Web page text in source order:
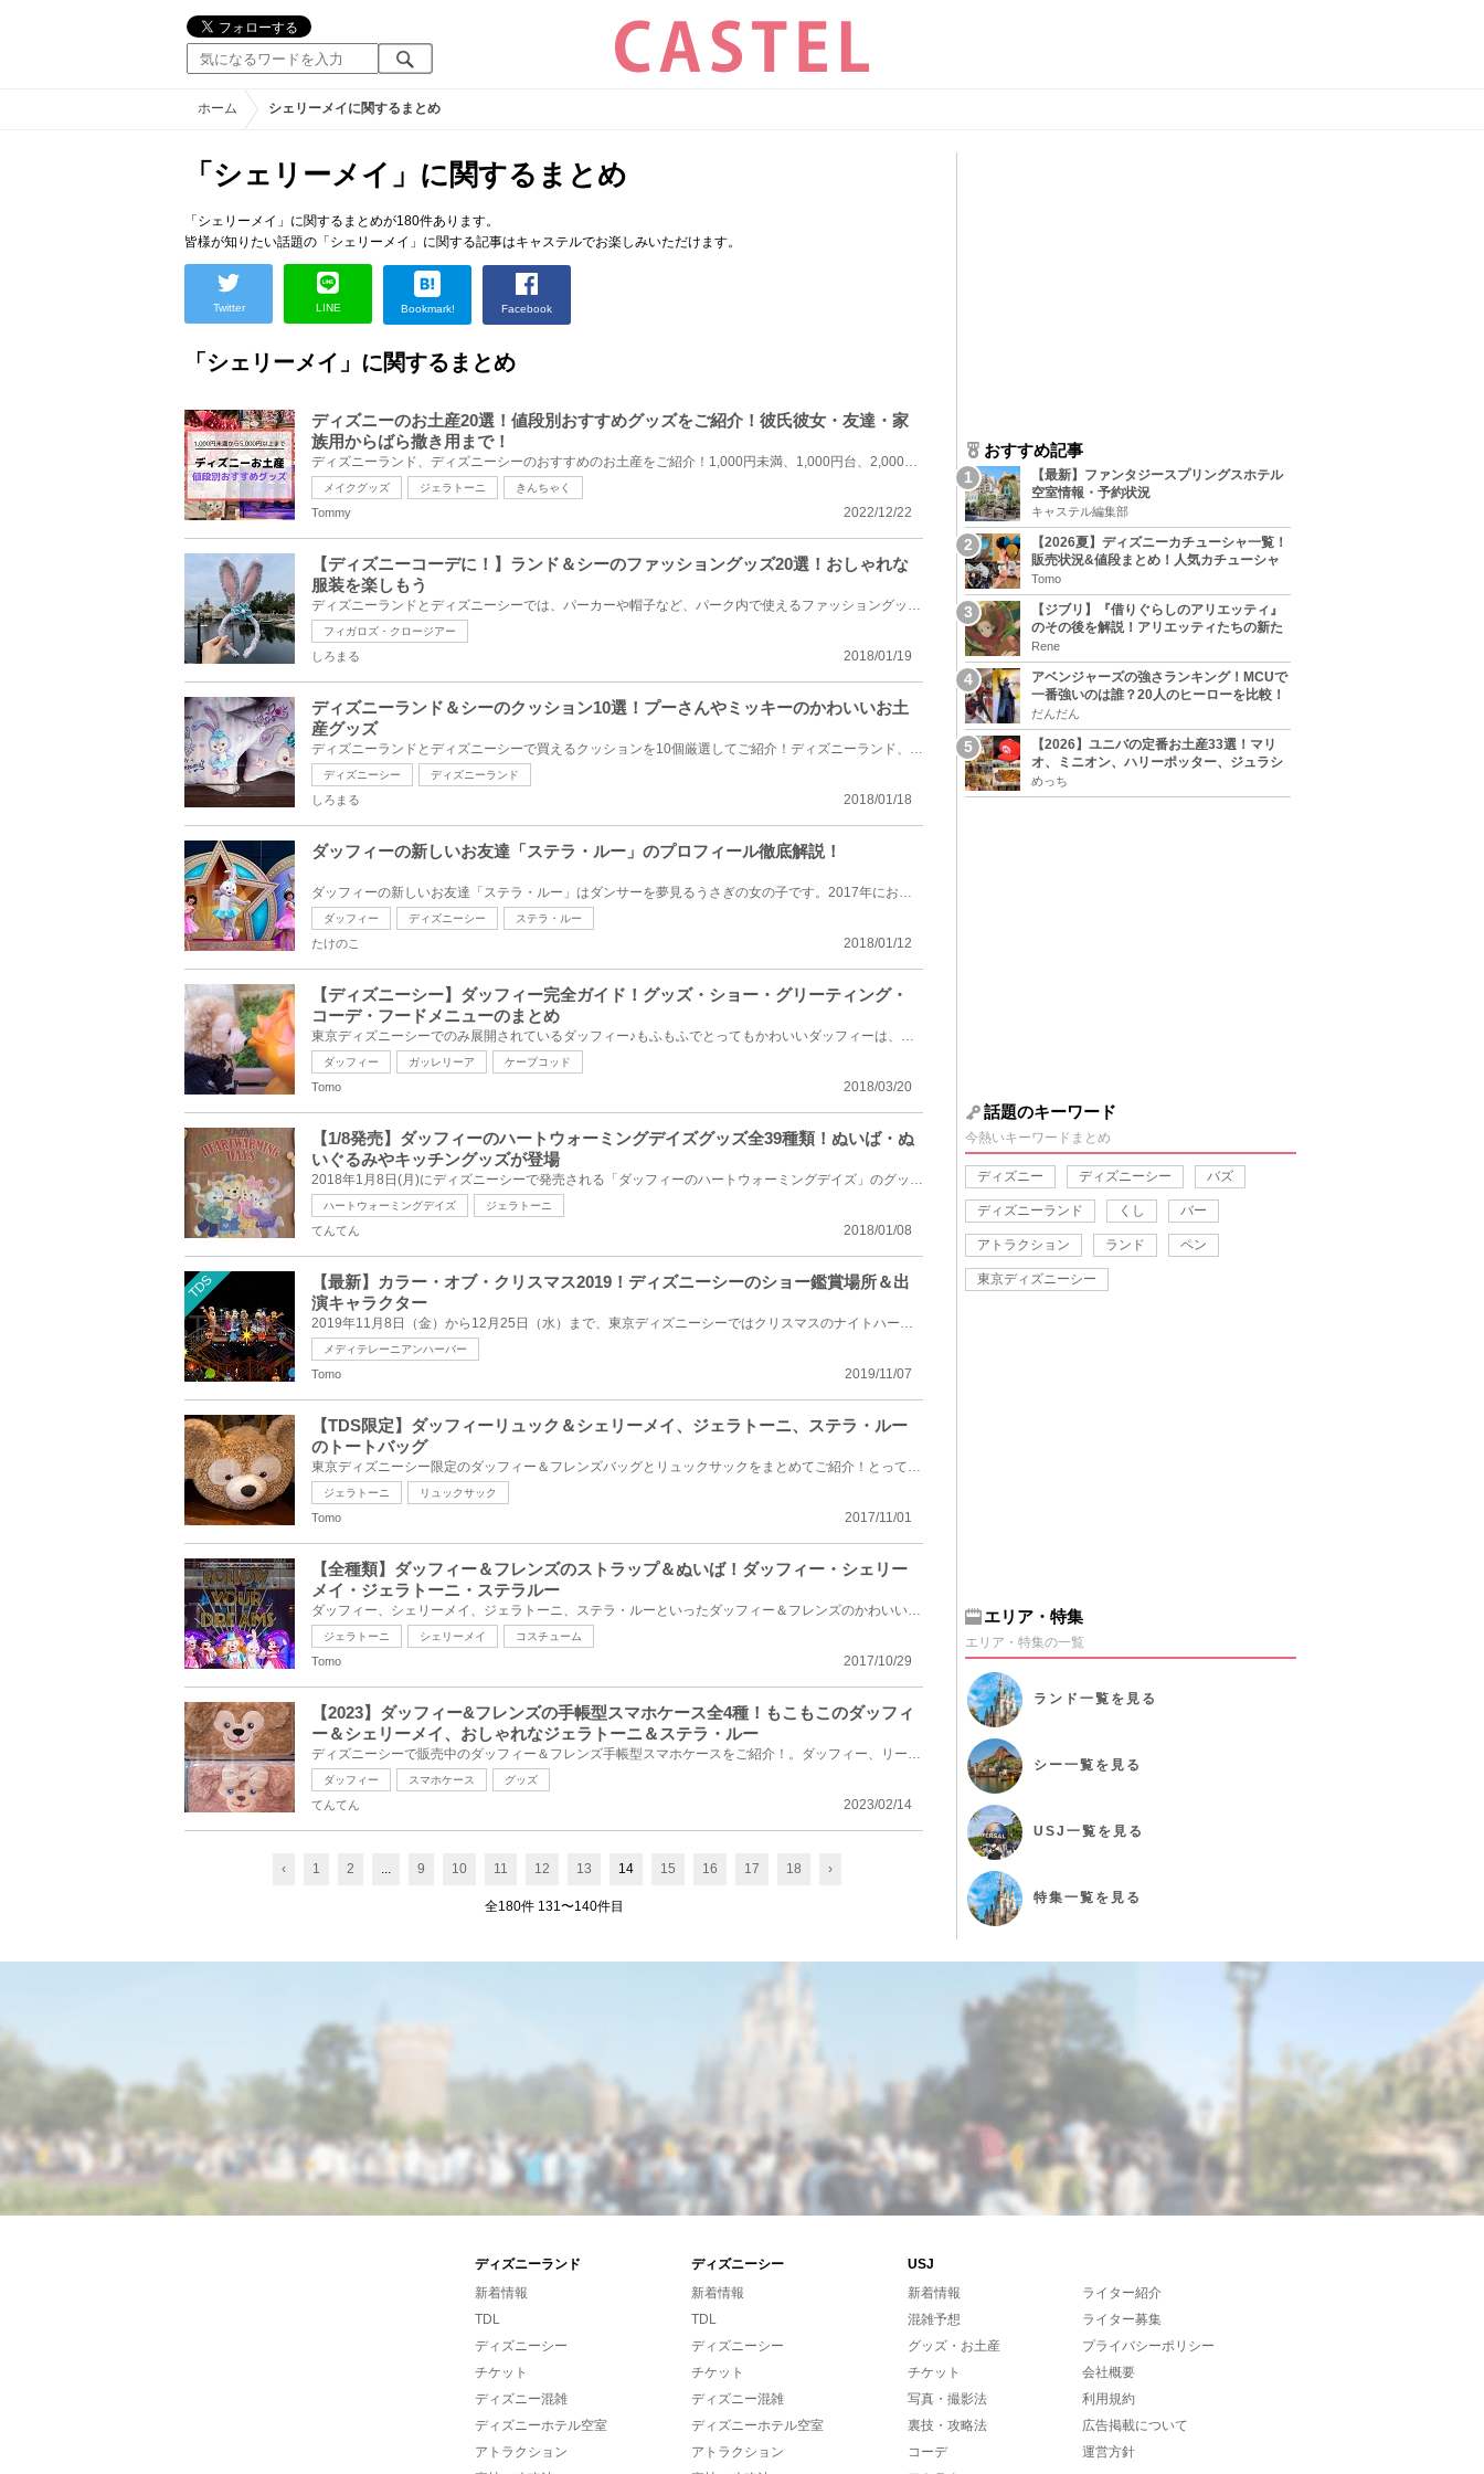
ホーム シェリーメイに関するまとめ
「シェリーメイ」に関するまとめ
「シェリーメイ」に関するまとめが180件あります。
皆様が知りたい話題の「シェリーメイ」に関する記事はキャステルでお楽しみいただけます。
Twitter LINE Bookmark! Facebook
「シェリーメイ」に関するまとめ
ディズニーのお土産20選！値段別おすすめグッズをご紹介！彼氏彼女・友達・家
族用からばら撒き用まで！
ディズニーランド、ディズニーシーのおすすめのお土産をご紹介！1,000円未満、1,000円台、2,000円台、3,...
メイクグッズ ジェラトーニ きんちゃく
2022/12/22
Tommy
【ディズニーコーデに！】ランド＆シーのファッショングッズ20選！おしゃれな
服装を楽しもう
ディズニーランドとディズニーシーでは、パーカーや帽子など、パーク内で使えるファッショングッズがた...
フィガロズ・クロージアー
2018/01/19
しろまる
ディズニーランド＆シーのクッション10選！プーさんやミッキーのかわいいお土
産グッズ
ディズニーランドとディズニーシーで買えるクッションを10個厳選してご紹介！ディズニーランド、ディズ...
ディズニーシー ディズニーランド
2018/01/18
しろまる
ダッフィーの新しいお友達「ステラ・ルー」のプロフィール徹底解説！
ダッフィーの新しいお友達「ステラ・ルー」はダンサーを夢見るうさぎの女の子です。2017年にお披露目さ...
ダッフィー ディズニーシー ステラ・ルー
2018/01/12
たけのこ
【ディズニーシー】ダッフィー完全ガイド！グッズ・ショー・グリーティング・
コーデ・フードメニューのまとめ
東京ディズニーシーでのみ展開されているダッフィー♪もふもふでとってもかわいいダッフィーは、元の名前...
ダッフィー ガッレリーア ケープコッド
2018/03/20
Tomo
【1/8発売】ダッフィーのハートウォーミングデイズグッズ全39種類！ぬいば・ぬ
いぐるみやキッチングッズが登場
2018年1月8日(月)にディズニーシーで発売される「ダッフィーのハートウォーミングデイズ」のグッズをま...
ハートウォーミングデイズ ジェラトーニ
2018/01/08
てんてん
TDS
【最新】カラー・オブ・クリスマス2019！ディズニーシーのショー鑑賞場所＆出
演キャラクター
2019年11月8日（金）から12月25日（水）まで、東京ディズニーシーではクリスマスのナイトハーバーショー...
メディテレーニアンハーバー
2019/11/07
Tomo
【TDS限定】ダッフィーリュック＆シェリーメイ、ジェラトーニ、ステラ・ルー
のトートバッグ
東京ディズニーシー限定のダッフィー＆フレンズバッグとリュックサックをまとめてご紹介！とってもかわ...
ジェラトーニ リュックサック
2017/11/01
Tomo
【全種類】ダッフィー＆フレンズのストラップ＆ぬいば！ダッフィー・シェリー
メイ・ジェラトーニ・ステラルー
ダッフィー、シェリーメイ、ジェラトーニ、ステラ・ルーといったダッフィー＆フレンズのかわいいストラ...
ジェラトーニ シェリーメイ コスチューム
2017/10/29
Tomo
【2023】ダッフィー&フレンズの手帳型スマホケース全4種！もこもこのダッフィ
ー＆シェリーメイ、おしゃれなジェラトーニ＆ステラ・ルー
ディズニーシーで販売中のダッフィー＆フレンズ手帳型スマホケースをご紹介！。ダッフィー、リーナ・ベ...
ダッフィー スマホケース グッズ
2023/02/14
てんてん
‹ 1 2 ... 9 10 11 12 13 14 15 16 17 18 ›
全180件 131〜140件目
おすすめ記事
【最新】ファンタジースプリングスホテル
空室情報・予約状況
キャステル編集部
【2026夏】ディズニーカチューシャ一覧！
販売状況&値段まとめ！人気カチューシャ
をチェック
Tomo
【ジブリ】『借りぐらしのアリエッティ』
のその後を解説！アリエッティたちの新た
な住処は？翔の病気は治る？
Rene
アベンジャーズの強さランキング！MCUで
一番強いのは誰？20人のヒーローを比較！
だんだん
【2026】ユニバの定番お土産33選！マリ
オ、ミニオン、ハリーポッター、ジュラシ
ックパーク、セサミ、SINGなどのグッズ情
報
めっち
話題のキーワード
今熱いキーワードまとめ
ディズニー ディズニーシー バズ
ディズニーランド くし バー
アトラクション ランド ペン
東京ディズニーシー
エリア・特集
エリア・特集の一覧
ランド 一覧を見る
シー一覧を見る
USJ 一覧を見る
特集一覧を見る
ディズニーランド ディズニーシー
USJ
新着情報
TDL
ディズニーシー
チケット
ディズニー混雑
ディズニーホテル空室
アトラクション
新着情報
TDL
ディズニーシー
チケット
ディズニー混雑
ディズニーホテル空室
アトラクション
新着情報
混雑予想
グッズ・お土産
チケット
写真・撮影法
裏技・攻略法
コーデ
ライター紹介
ライター募集
プライバシーポリシー
会社概要
利用規約
広告掲載について
運営方針